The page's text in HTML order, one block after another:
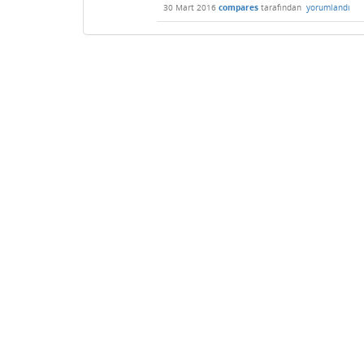
30 Mart 2016 compares tarafından yorumlandı